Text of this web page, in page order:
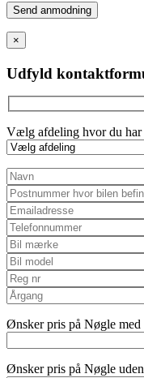
Please
leave
this
field
empty.
×
Udfyld
Vælg afdeling hvor du
Ønsker pris på Nøgle
Ønsker pris på Nøgle